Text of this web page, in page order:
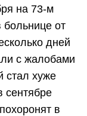
на 73-м
больнице от
дней
с жалобами
стал хуже
сентябре
в